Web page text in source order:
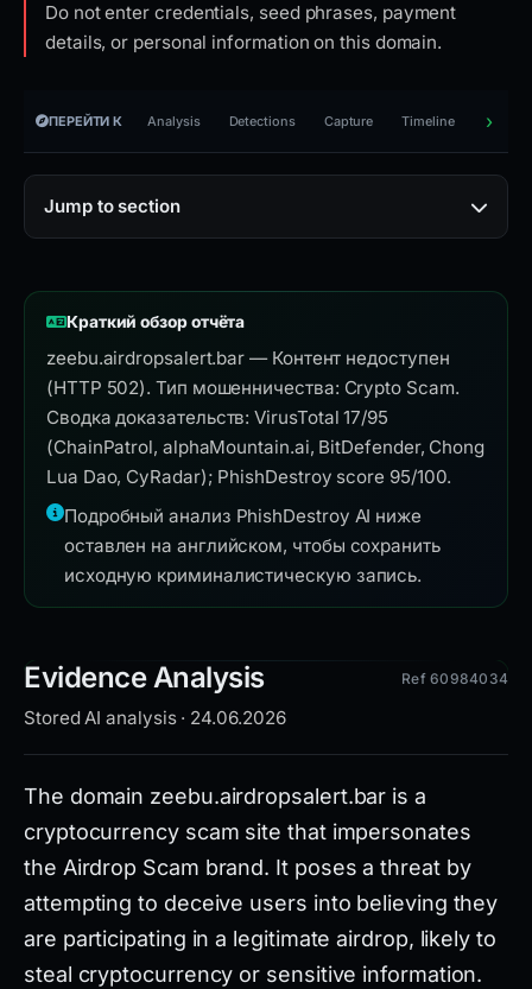
Do not enter credentials, seed phrases, payment
details, or personal information on this domain.
ПЕРЕЙТИ К Analysis Detections Capture Timeline
Jump to section
Краткий обзор отчёта
zeebu.airdropsalert.bar — Контент недоступен
(HTTP 502). Тип мошенничества: Crypto Scam.
Сводка доказательств: VirusTotal 17/95
(ChainPatrol, alphaMountain.ai, BitDefender, Chong
Lua Dao, CyRadar); PhishDestroy score 95/100.
Подробный анализ PhishDestroy AI ниже
оставлен на английском, чтобы сохранить
исходную криминалистическую запись.
Evidence Analysis
Stored AI analysis · 24.06.2026
Ref 60984034
The domain zeebu.airdropsalert.bar is a
cryptocurrency scam site that impersonates
the Airdrop Scam brand. It poses a threat by
attempting to deceive users into believing they
are participating in a legitimate airdrop, likely to
steal cryptocurrency or sensitive information.